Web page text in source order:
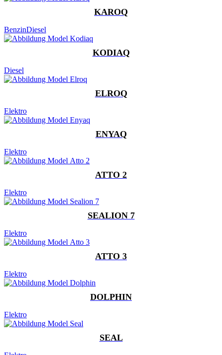
KAROQ
BenzinDiesel
KODIAQ
Diesel
ELROQ
Elektro
ENYAQ
Elektro
ATTO 2
Elektro
SEALION 7
Elektro
ATTO 3
Elektro
DOLPHIN
Elektro
SEAL